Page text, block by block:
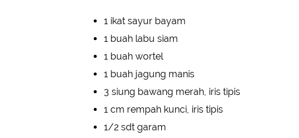
1 ikat sayur bayam
1 buah labu siam
1 buah wortel
1 buah jagung manis
3 siung bawang merah, iris tipis
1 cm rempah kunci, iris tipis
1/2 sdt garam